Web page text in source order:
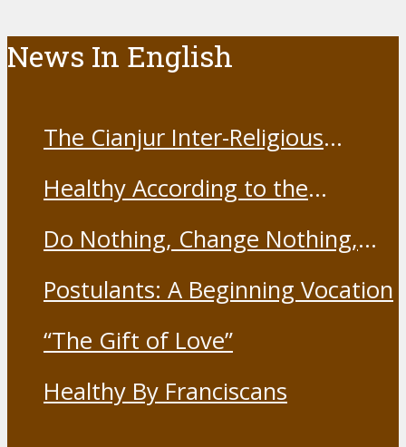
News In English
The Cianjur Inter-Religious
19 Vaccine
Healthy According to the
Do Nothing, Change Nothing,
Postulants: A Beginning Vocation
“The Gift of Love”
Healthy By Franciscans